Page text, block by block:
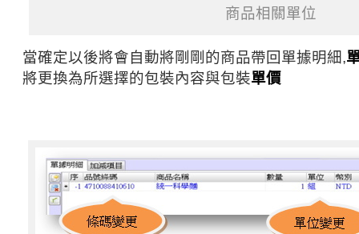
商品相關單位
當確定以後將會自動將剛剛的商品帶回單據明細,
將更換為所選擇的包裝內容與包裝單價